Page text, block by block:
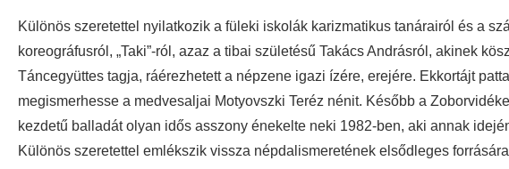
Különös szeretettel nyilatkozik a füleki iskolák karizmatikus tanárairól és a
koreográfusról, „Taki”-ról, azaz a tibai születésű Takács Andrásról, akinek
Táncegyüttes tagja, ráérezhetett a népzene igazi ízére, erejére. Ekkortájt
megismerhesse a medvesaljai Motyovszki Teréz nénit. Később a
kezdetű balladát olyan idős asszony énekelte neki 1982-ben, aki annak
Különös szeretettel emlékszik vissza népdalismeretének elsődleges